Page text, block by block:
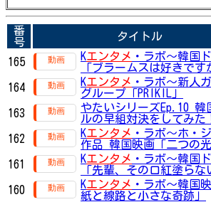
番
号
タイトル
165 Kエンタメ ・ラボ～韓国
「ブラームスは好きです
164 Kエンタメ ・ラボ～新人
グループ「PRIKIL」
163
やたいシリーズEp.10 韓
ルの早組対決をしてみた
162 Kエンタメ ・ラボ～ホ・
作品 韓国映画「二つの光
161 Kエンタメ ・ラボ～韓国
「先輩、その口紅塗らな
160 Kエンタメ ・ラボ～韓国
紙と線路と小さな奇跡」